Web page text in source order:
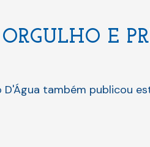
ORGULHO E
D'Água também publicou